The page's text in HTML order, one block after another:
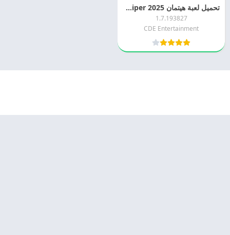
تحميل لعبة هيتمان 2025 Hitman Sniper التحديث الاخير
1.7.193827
CDE Entertainment